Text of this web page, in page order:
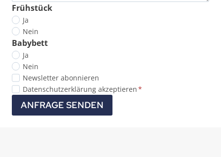
Frühstück
Ja
Nein
Babybett
Ja
Nein
N
e
s
Newsletter abonnieren
D
t
Datenschutzerklärung akzeptieren*
ANFRAGE SENDEN